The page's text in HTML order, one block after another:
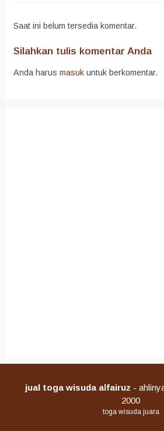
Saat ini belum tersedia komentar.
Silahkan tulis komentar Anda
Anda harus masuk untuk berkomentar.
jual toga wisuda alfairuz -
2000
toga wisuda juara